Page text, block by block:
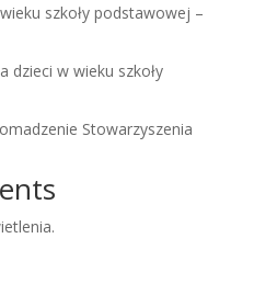
szkoły podstawowej –
dzieci w wieku szkoły
Stowarzyszenia